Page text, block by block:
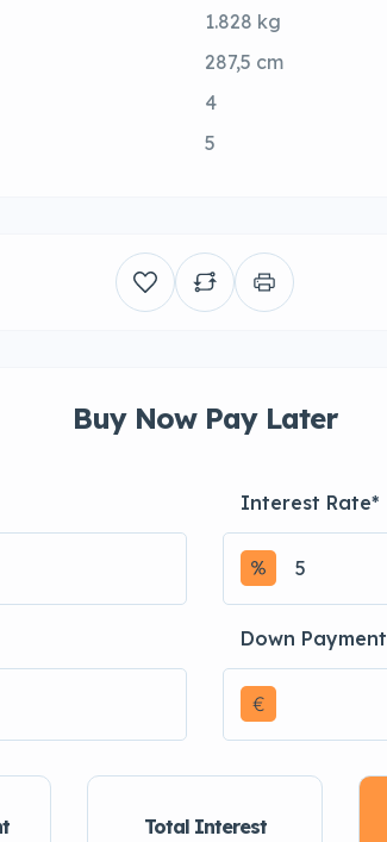
1.828 kg
287,5 cm
4
5
Buy Now Pay Later
Interest Rate*
Down Payment
€
Total Interest